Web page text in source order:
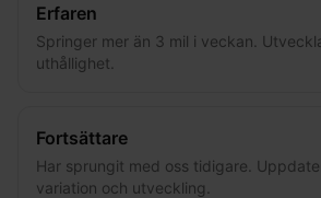
Erfaren
Springer mer än 3 mil i veckan.
uthållighet.
Fortsättare
Har sprungit med oss tidigare.
variation och utveckling.